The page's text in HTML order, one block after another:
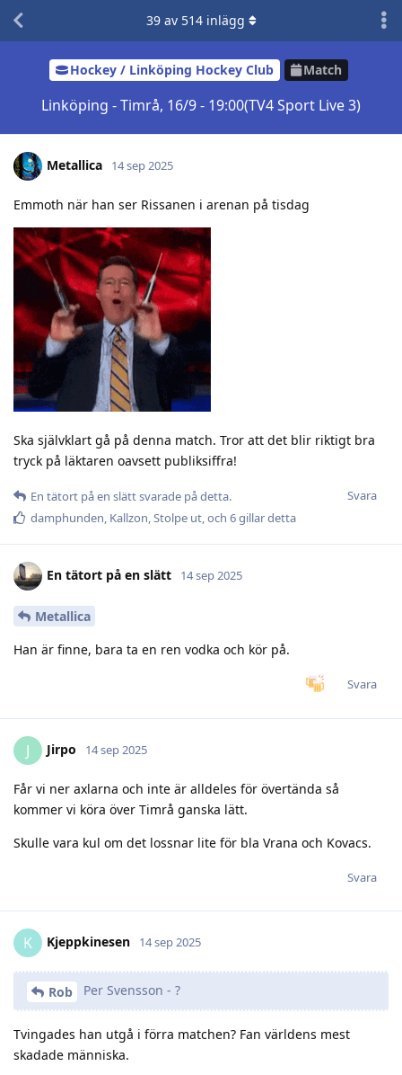
Hockey / Linköping Hockey Club Match
Linköping - Timrå, 16/9 - 19:00(TV4 Sport Live 3)
39av 514inlägg
Metallica 14 sep 2025
Emmoth när han ser Rissanen i arenan på tisdag
Ska självklart gå på denna match. Tror att det blir riktigt bra
tryck på läktaren oavsett publiksiffra!
Svara
En tätort på en slättsvarade på detta.
damphunden, Kallzon,Stolpe ut, och 6gillar detta
En tätort på en slätt 14 sep 2025
Metallica
Han är finne, bara ta en ren vodka och kör på.
Svara
J Jirpo 14 sep 2025
Får vi ner axlarna och inte är alldeles för övertända så
kommer vi köra över Timrå ganska lätt.
Skulle vara kul om det lossnar lite för bla Vrana och Kovacs.
Svara
K Kjeppkinesen 14 sep 2025
Rob Per Svensson - ?
Tvingades han utgå i förra matchen? Fan världens mest
skadade människa.